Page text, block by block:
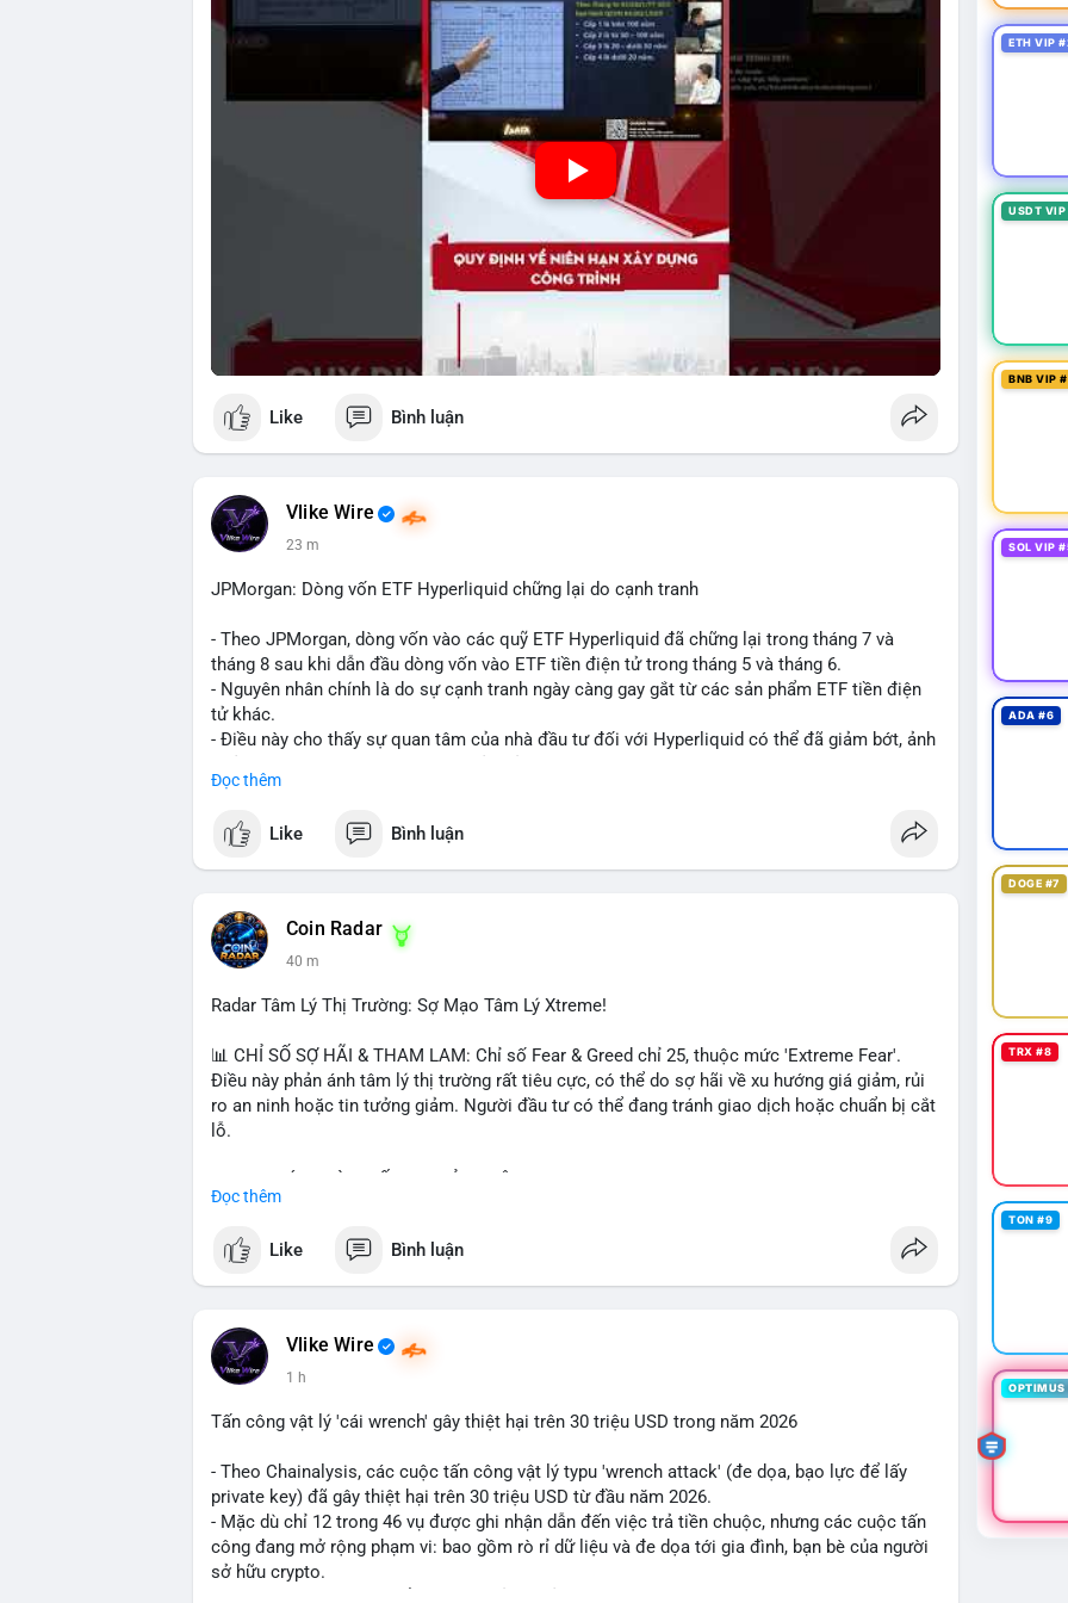
🎥 Xem video trực tiếp tại:
Nguồn: Tài chính & Kinh doanh
Like Bình luận
Vlike Wire
23 m
JPMorgan: Dòng vốn ETF Hyperliquid chững lại do cạnh tranh
- Theo JPMorgan, dòng vốn vào các quỹ ETF Hyperliquid đã chững lại trong tháng 7 và
tháng 8 sau khi dẫn đầu dòng vốn vào ETF tiền điện tử trong tháng 5 và tháng 6.
- Nguyên nhân chính là do sự cạnh tranh ngày càng gay gắt từ các sản phẩm ETF tiền điện
tử khác.
- Điều này cho thấy sự quan tâm của nhà đầu tư đối với Hyperliquid có thể đã giảm bớt, ảnh
- Nhà đầu tư cần theo dõi sát sao diễn biến thị trường và các yếu tố cạnh tranh để đưa ra
#binancesquare #cryptonews #hyperliquid #etf #jpmorgan
$hype
#vlikevn #titanbot
📰 Nguồn: CoinDesk
Đọc thêm
Like Bình luận
Coin Radar
40 m
Radar Tâm Lý Thị Trường: Sợ Mạo Tâm Lý Xtreme!
📊 CHỈ SỐ SỢ HÃI & THAM LAM: Chỉ số Fear & Greed chỉ 25, thuộc mức 'Extreme Fear'.
Điều này phản ánh tâm lý thị trường rất tiêu cực, có thể do sợ hãi về xu hướng giá giảm, rủi
ro an ninh hoặc tin tưởng giảm. Người đầu tư có thể đang tránh giao dịch hoặc chuẩn bị cắt
lỗ.
meme như Cash Cat (CASHCAT), Pudgy Penguins (PENGU) và OVERTAKE (TAKE). Các chủ
crypto, cho thấy sự tập trung của người dùng vào các chủ đề địa phương. Trên LunarCrush,
các chủ đề như Solana, Taylor Swift và UFC 310 hấp dẫn sự chú ý đa lĩnh vực.
💬 DÒNG CHẢY TIN TỨC & TRUYỀN THÔNG: Tài chính Việt Nam đang tập trung vào các đề
tài như 'Trục lợi' hoặc 'Miền Bắc', trong khi tin tức quốc tế nhấn mạnh việc Putin ký luật
crypto và sự kiện an ninh như hack Zeus Wallet. Trên Binance Square, nhiều người chia sẻ
Competition.
💡 NHẬN ĐỊNH & KHUYẾN NGHỊ: Tâm lý thị trường hiện đang ở mức sợ hãi cực độ, nhưng
vẫn có dấu hiệu tích cực từ các chính sách crypto mới (như luật Việt Nam) và sự quan tâm
đến token meme. Tuy nhiên, rủi ro an ninh và sự biến động lớn của giá có thể khiến thị
trường khó dịp giao dịch trong ngắn hạn.
Đọc thêm
Like Bình luận
Vlike Wire
1 h
Tấn công vật lý 'cái wrench' gây thiệt hại trên 30 triệu USD trong năm 2026
- Theo Chainalysis, các cuộc tấn công vật lý typu 'wrench attack' (đe dọa, bạo lực để lấy
private key) đã gây thiệt hại trên 30 triệu USD từ đầu năm 2026.
- Mặc dù chỉ 12 trong 46 vụ được ghi nhận dẫn đến việc trả tiền chuộc, nhưng các cuộc tấn
công đang mở rộng phạm vi: bao gồm rò rỉ dữ liệu và đe dọa tới gia đình, bạn bè của người
sở hữu crypto.
ETH VIP
USDT
BNB VIP
SOL VIP
ADA #6
DOGE #7
TRX #8
TON #9
OPTIMUS